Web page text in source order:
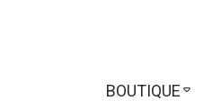
BOUTIQUE